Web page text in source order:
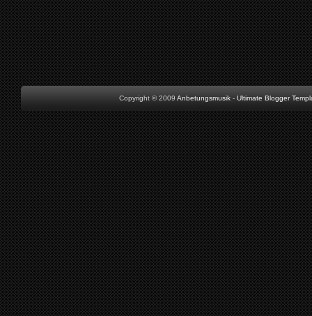
Copyright © 2009 Anbetungsmusik - Ultimate Blogger